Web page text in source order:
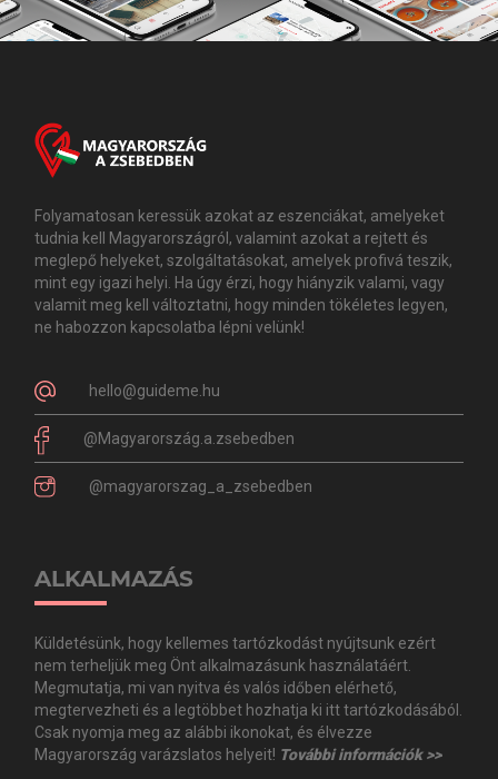
Folyamatosan keressük azokat az eszenciákat, amelyeket
tudnia kell Magyarországról, valamint azokat a rejtett és
meglepő helyeket, szolgáltatásokat, amelyek profivá teszik,
mint egy igazi helyi. Ha úgy érzi, hogy hiányzik valami, vagy
valamit meg kell változtatni, hogy minden tökéletes legyen,
ne habozzon kapcsolatba lépni velünk!
hello@guideme.hu
@Magyarország.a.zsebedben
@magyarorszag_a_zsebedben
ALKALMAZÁS
Küldetésünk, hogy kellemes tartózkodást nyújtsunk ezért
nem terheljük meg Önt alkalmazásunk használatáért.
Megmutatja, mi van nyitva és valós időben elérhető,
megtervezheti és a legtöbbet hozhatja ki itt tartózkodásából.
Csak nyomja meg az alábbi ikonokat, és élvezze
Magyarország varázslatos helyeit! További információk >>